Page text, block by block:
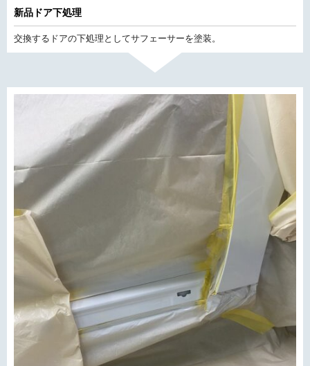
新品ドア下処理
交換するドアの下処理としてサフェーサーを塗装。